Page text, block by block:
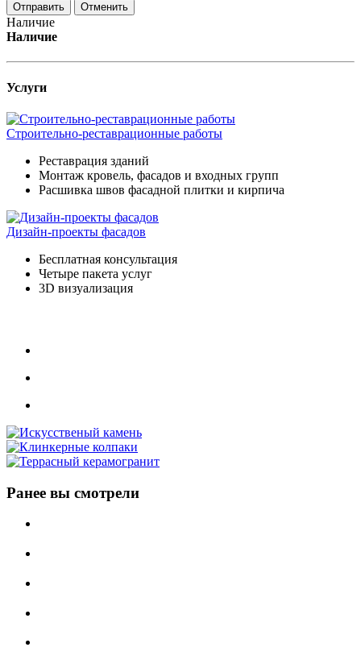
Отменить
Наличие
Наличие
Услуги
Строительно-реставрационные работы
Реставрация зданий
Монтаж кровель, фасадов и входных групп
Расшивка швов фасадной плитки и кирпича
Дизайн-проекты фасадов
Бесплатная консультация
Четыре пакета услуг
3D визуализация
Ранее вы смотрели